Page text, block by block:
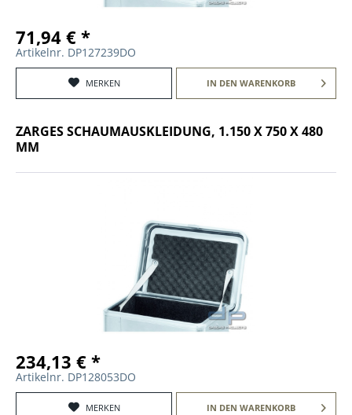
71,94 € *
Artikelnr. DP127239DO
MERKEN IN DEN WARENKORB
ZARGES SCHAUMAUSKLEIDUNG, 1.150 X 750 X 480
MM
234,13 € *
Artikelnr. DP128053DO
MERKEN IN DEN WARENKORB